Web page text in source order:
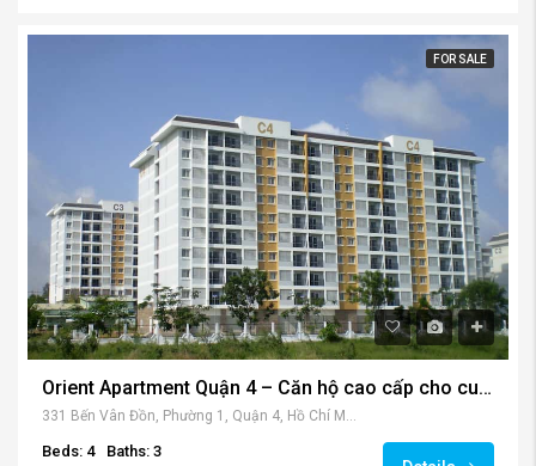
FOR SALE
Orient Apartment Quận 4 – Căn hộ cao cấp cho cuộc sống thăng hoa mỗi ngày.
Beds: 4
Baths: 3